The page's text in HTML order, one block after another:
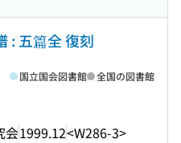
: 五篇全 復刻
会1999.12<W286-3>
国立国会図書館 全国の図書館